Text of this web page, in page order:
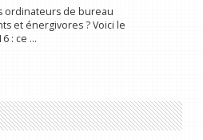
ordinateurs de bureau
et énergivores ? Voici le
: ce ...